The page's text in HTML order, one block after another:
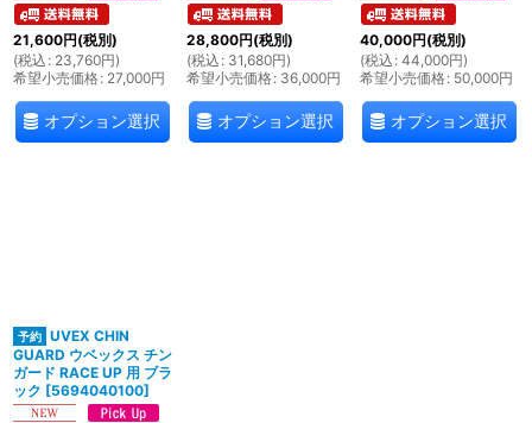
21,600円(税別)
(税込 : 23,760円)
希望小売価格: 27,000円
オプション選択
28,800円(税別)
(税込 : 31,680円)
希望小売価格: 36,000円
オプション選択
40,000円(税別)
(税込 : 44,000円)
希望小売価格: 50,000円
オプション選択
UVEX CHIN
GUARD ウベックス チン
ガード RACE UP 用 ブラ
ック [5694040100]